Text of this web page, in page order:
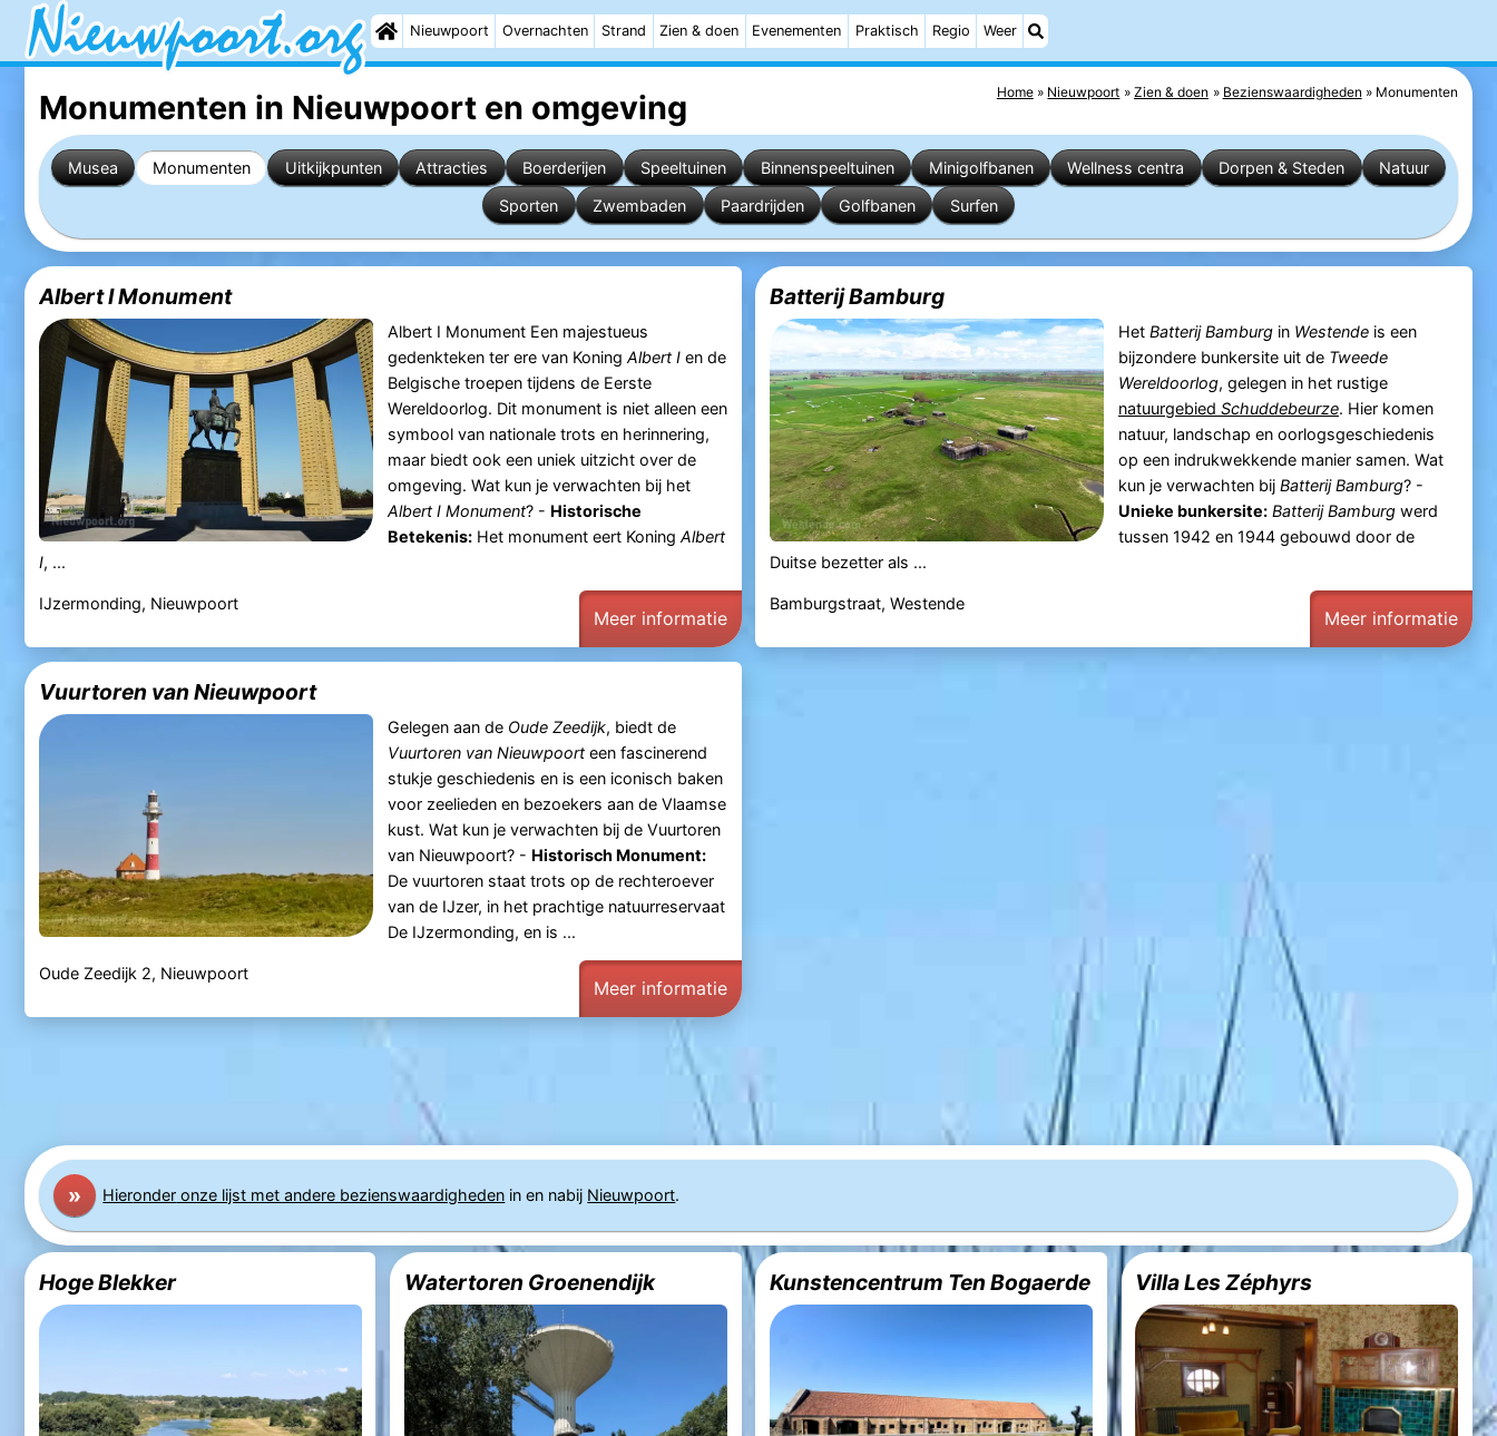
Nieuwpoort Overnachten Strand Zien & doen Evenementen Praktisch Regio Weer
Home Nieuwpoort Zien & doen Bezienswaardigheden Monumenten
Monumenten in Nieuwpoorten omgeving
Musea Monumenten Uitkijkpunten Attracties Boerderijen Speeltuinen Binnenspeeltuinen Minigolfbanen Wellness centra Dorpen & Steden
Natuur
Sporten
Zwembaden Paardrijden Golfbanen Surfen
Albert I Monument
Albert I Monument Een majestueus
gedenkteken ter ere van Koning Albert Ien de
Belgische troepen tijdens de Eerste
Wereldoorlog. Dit monument is niet alleen een
symbool van nationale trots en herinnering,
maar biedt ook een uniek uitzicht over de
omgeving. Wat kun je verwachten bij het
Albert I Monument? - Historische
Betekenis:Het monument eert Koning Albert
I, ...
IJzermonding, Nieuwpoort
Meer informatie
Batterij Bamburg
Het Batterij Bamburgin Westendeis een
bijzondere bunkersite uit de Tweede
Wereldoorlog, gelegen in het rustige
natuurgebied Schuddebeurze. Hier komen
natuur, landschap en oorlogsgeschiedenis
op een indrukwekkende manier samen. Wat
kun je verwachten bij Batterij Bamburg? -
Unieke bunkersite: Batterij Bamburgwerd
tussen 1942 en 1944 gebouwd door de
Duitse bezetter als ...
Bamburgstraat, Westende
Meer informatie
Vuurtoren van Nieuwpoort
Gelegen aan de Oude Zeedijk, biedt de
Vuurtoren van Nieuwpoorteen fascinerend
stukje geschiedenis en is een iconisch baken
voor zeelieden en bezoekers aan de Vlaamse
kust. Wat kun je verwachten bij de Vuurtoren
van Nieuwpoort? - Historisch Monument:
De vuurtoren staat trots op de rechteroever
van de IJzer, in het prachtige natuurreservaat
De IJzermonding, en is ...
Oude Zeedijk 2, Nieuwpoort
Meer informatie
» Hieronder onze lijst met andere bezienswaardigheden in en nabij Nieuwpoort.
Hoge Blekker Watertoren Groenendijk Kunstencentrum Ten Bogaerde Villa Les Zéphyrs